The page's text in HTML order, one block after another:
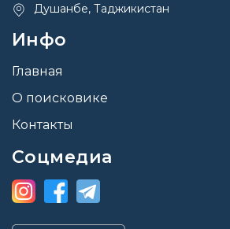
Душанбе, Таджикистан
Инфо
Главная
О поисковике
Контакты
Соцмедиа